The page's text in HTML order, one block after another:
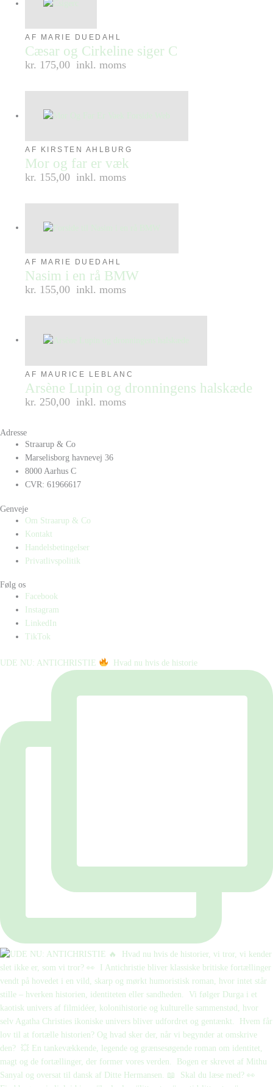
AF MARIE DUEDAHL
Cæsar og Cirkeline siger C
kr. 175,00 inkl. moms
AF KIRSTEN AHLBURG
Mor og far er væk
kr. 155,00 inkl. moms
AF MARIE DUEDAHL
Nasim i en rå BMW
kr. 155,00 inkl. moms
AF MAURICE LEBLANC
Arsène Lupin og dronningens halskæde
kr. 250,00 inkl. moms
Adresse
Straarup & Co
Marselisborg havnevej 36
8000 Aarhus C
CVR: 61966617
Genveje
Om Straarup & Co
Kontakt
Handelsbetingelser
Privatlivspolitik
Følg os
Facebook
Instagram
LinkedIn
TikTok
UDE NU: ANTICHRISTIE ⁠ ⁠ Hvad nu hvis de historie